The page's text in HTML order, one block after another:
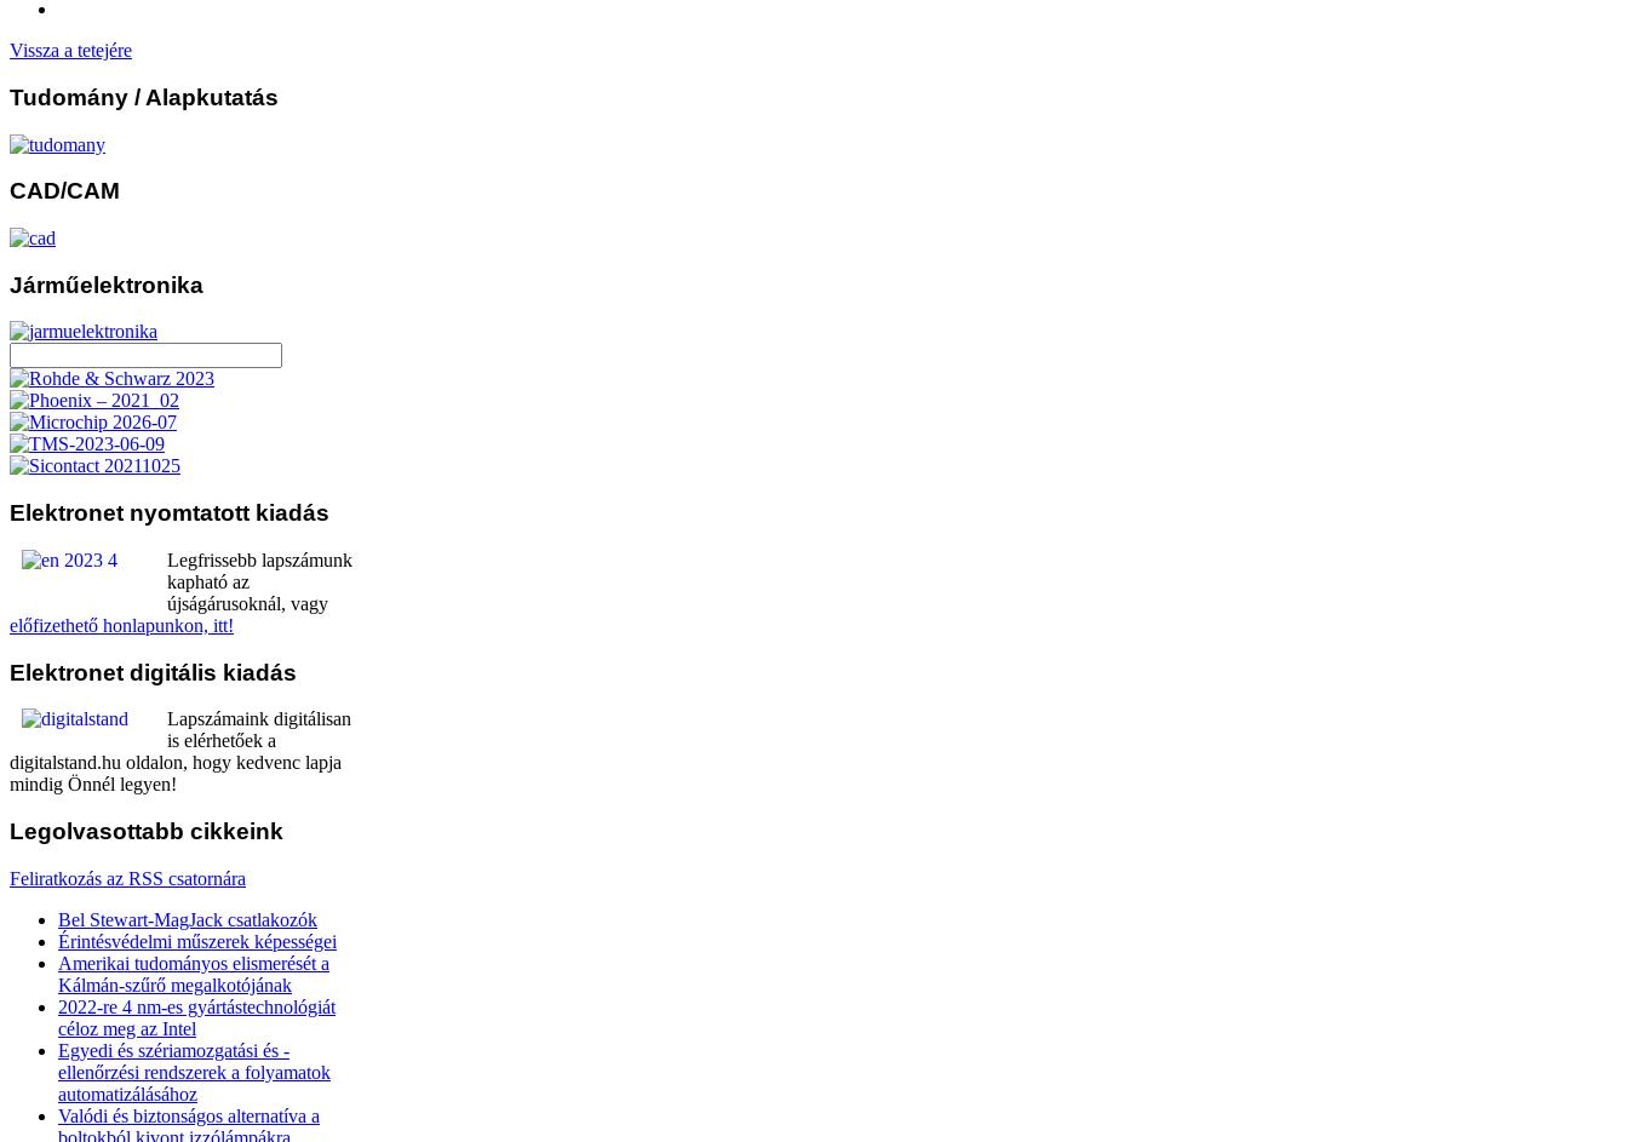
Vissza a tetejére
Tudomány / Alapkutatás
CAD/CAM
Járműelektronika
Elektronet nyomtatott kiadás
Legfrissebb lapszámunk
kapható az
újságárusoknál, vagy
előfizethető honlapunkon, itt!
Elektronet digitális kiadás
Lapszámaink digitálisan
is elérhetőek a
digitalstand.hu oldalon, hogy kedvenc lapja
mindig Önnél legyen!
Legolvasottabb cikkeink
Feliratkozás az RSS csatornára
Bel Stewart-MagJack csatlakozók
Érintésvédelmi műszerek képességei
Amerikai tudományos elismerését a
Kálmán-szűrő megalkotójának
2022-re 4 nm-es gyártástechnológiát
céloz meg az Intel
Egyedi és szériamozgatási és -
ellenőrzési rendszerek a folyamatok
automatizálásához
Valódi és biztonságos alternatíva a
boltokból kivont izzólámpákra